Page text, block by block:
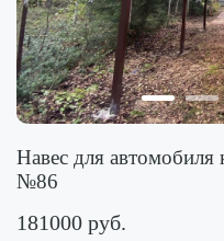
Навес для автомобиля
№86
181000 руб.